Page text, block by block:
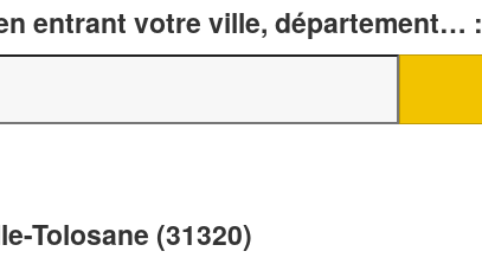
entrant votre ville, département… :
Tolosane (31320)